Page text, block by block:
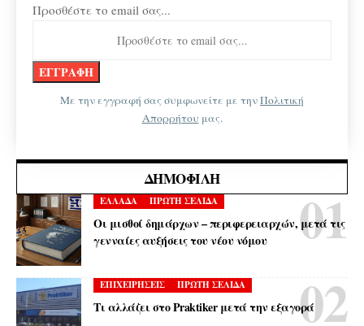
Προσθέστε το email σας...
Με την εγγραφή σας συμφωνείτε με τηνΠολιτική
Απορρήτου μας.
ΔΗΜΟΦΙΛΉ
ΕΛΛΑΔΑ ΠΡΩΤΗ ΣΕΛΙΔΑ
Οι μισθοί δημάρχων – περιφερειαρχών, μετά τις
γενναίες αυξήσεις του νέου νόμου
ΕΠΙΧΕΙΡΗΣΕΙΣ ΠΡΩΤΗ ΣΕΛΙΔΑ
Τι αλλάζει στο Praktiker μετά την εξαγορά